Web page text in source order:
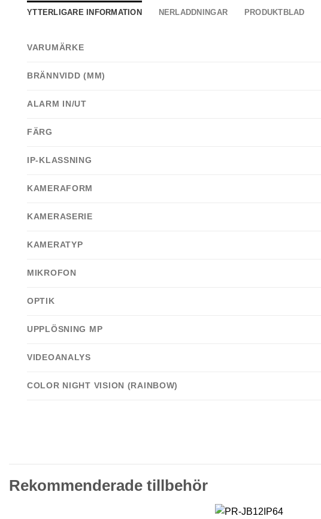
YTTERLIGARE INFORMATION NERLADDNINGAR PRODUKTBLAD
VARUMÄRKE
BRÄNNVIDD (MM)
ALARM IN/UT
FÄRG
IP-KLASSNING
KAMERAFORM
KAMERASERIE
KAMERATYP
MIKROFON
OPTIK
UPPLÖSNING MP
VIDEOANALYS
COLOR NIGHT VISION (RAINBOW)
Rekommenderade tillbehör